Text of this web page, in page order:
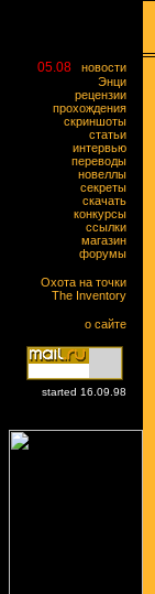
05.08
новости
Энци
рецензии
прохождения
скриншоты
статьи
интервью
переводы
новеллы
секреты
скачать
конкурсы
ссылки
магазин
форумы
Охота на точки
The Inventory
о сайте
started 16.09.98